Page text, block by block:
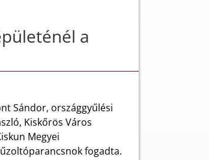
a
Sándor, országgyűlési
Kiskőrös Város
Megyei
fogadta.